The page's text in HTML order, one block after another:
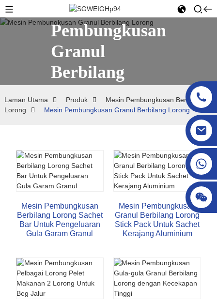
Mesin
Pembungkusan
Granul
Berbilang
Lorong
Laman Utama Produk
Mesin Pembungkusan Berbilang
Lorong
Mesin Pembungkusan Granul Berbilang Lorong
Mesin Pembungkusan
Berbilang Lorong Sachet
Bar Untuk Pengeluaran
Gula Garam Granul
Mesin Pembungkusan
Granul Berbilang Lorong
Stick Pack Untuk Sachet
Kerajang Aluminium